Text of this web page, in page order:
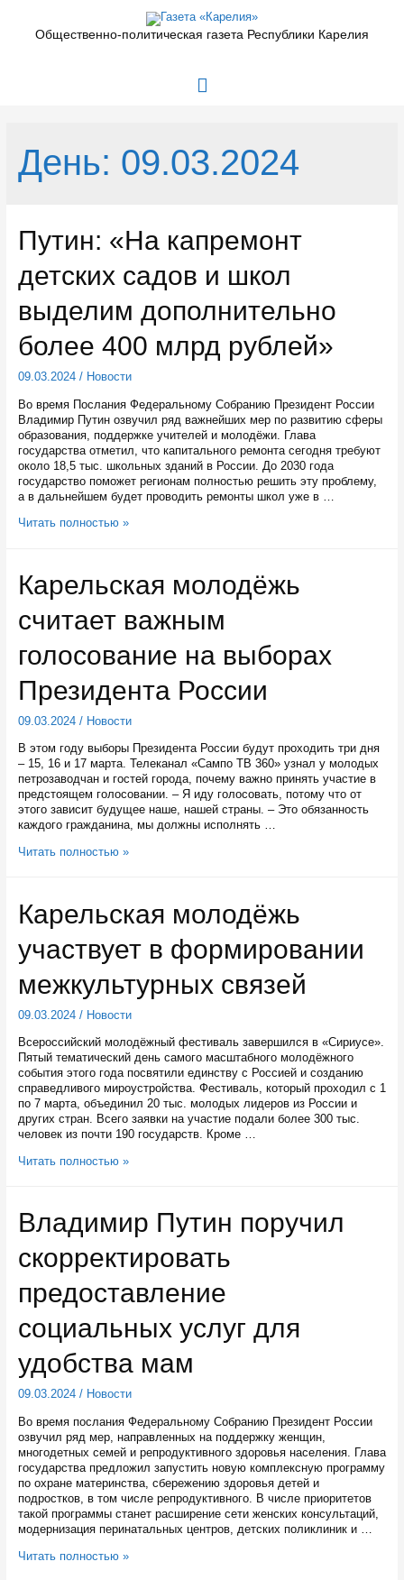
содержимомуОбщественно-политическая газета Республики Карелия
Главное
День: 09.03.2024
Путин: «На капремонт
детских садов и школ
выделим дополнительно
более 400 млрд рублей»
09.03.2024/ Новости
Во время Послания Федеральному Собранию Президент России
Владимир Путин озвучил ряд важнейших мер по развитию сферы
образования, поддержке учителей и молодёжи. Глава
государства отметил, что капитального ремонта сегодня требуют
около 18,5 тыс. школьных зданий в России. До 2030 года
государство поможет регионам полностью решить эту проблему,
а в дальнейшем будет проводить ремонты школ уже в …
Путин:
садов
и
школ
выделим
более
млрд
рублей»
Читать полностью »
Карельская молодёжь
считает важным
голосование на выборах
Президента России
09.03.2024/ Новости
В этом году выборы Президента России будут проходить три дня
– 15, 16 и 17 марта. Телеканал «Сампо ТВ 360» узнал у молодых
петрозаводчан и гостей города, почему важно принять участие в
предстоящем голосовании. – Я иду голосовать, потому что от
этого зависит будущее наше, нашей страны. – Это обязанность
каждого гражданина, мы должны исполнять …
Карельская
голосование
на
выборах
Президента
Читать полностью »
Карельская молодёжь
участвует в формировании
межкультурных связей
09.03.2024/ Новости
Всероссийский молодёжный фестиваль завершился в «Сириусе».
Пятый тематический день самого масштабного молодёжного
события этого года посвятили единству с Россией и созданию
справедливого мироустройства. Фестиваль, который проходил с 1
по 7 марта, объединил 20 тыс. молодых лидеров из России и
других стран. Всего заявки на участие подали более 300 тыс.
человек из почти 190 государств. Кроме …
Карельская
формировании
межкультурных
связей
Читать полностью »
Владимир Путин поручил
скорректировать
предоставление
социальных услуг для
удобства мам
09.03.2024/ Новости
Во время послания Федеральному Собранию Президент России
озвучил ряд мер, направленных на поддержку женщин,
многодетных семей и репродуктивного здоровья населения. Глава
государства предложил запустить новую комплексную программу
по охране материнства, сбережению здоровья детей и
подростков, в том числе репродуктивного. В числе приоритетов
такой программы станет расширение сети женских консультаций,
модернизация перинатальных центров, детских поликлиник и …
Владимир
Читать полностью »